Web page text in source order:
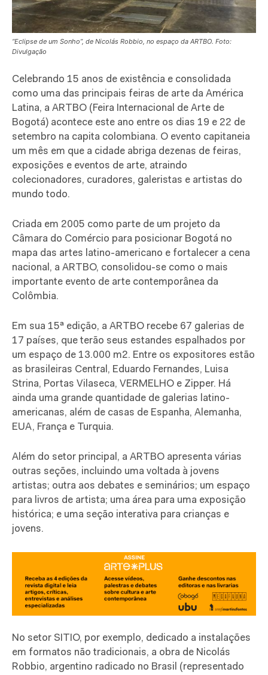
“Eclipse de um Sonho”, de Nicolás Robbio, no espaço da ARTBO. Foto:
Divulgação
Celebrando 15 anos de existência e consolidada
como uma das principais feiras de arte da América
Latina, a ARTBO (Feira Internacional de Arte de
Bogotá) acontece este ano entre os dias 19 e 22 de
setembro na capita colombiana. O evento capitaneia
um mês em que a cidade abriga dezenas de feiras,
exposições e eventos de arte, atraindo
colecionadores, curadores, galeristas e artistas do
mundo todo.
Criada em 2005 como parte de um projeto da
Câmara do Comércio para posicionar Bogotá no
mapa das artes latino-americano e fortalecer a cena
nacional, a ARTBO, consolidou-se como o mais
importante evento de arte contemporânea da
Colômbia.
Em sua 15ª edição, a ARTBO recebe 67 galerias de
17 países, que terão seus estandes espalhados por
um espaço de 13.000 m2. Entre os expositores estão
as brasileiras Central, Eduardo Fernandes, Luisa
Strina, Portas Vilaseca, VERMELHO e Zipper. Há
ainda uma grande quantidade de galerias latino-
americanas, além de casas de Espanha, Alemanha,
EUA, França e Turquia.
Além do setor principal, a ARTBO apresenta várias
outras seções, incluindo uma voltada à jovens
artistas; outra aos debates e seminários; um espaço
para livros de artista; uma área para uma exposição
histórica; e uma seção interativa para crianças e
jovens.
No setor SITIO, por exemplo, dedicado a instalações
em formatos não tradicionais, a obra de Nicolás
Robbio, argentino radicado no Brasil (representado